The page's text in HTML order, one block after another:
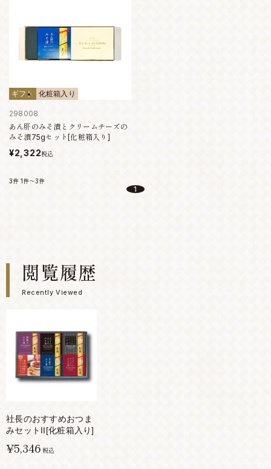
ギフト 化粧箱入り
298008
あん肝のみそ漬とクリームチーズの
みそ漬75gセット[化粧箱入り]
¥2,322税込
3件 1件～3件
1
閲覧履歴
Recently Viewed
社長のおすすめおつま
みセットII[化粧箱入り]
¥5,346 税込